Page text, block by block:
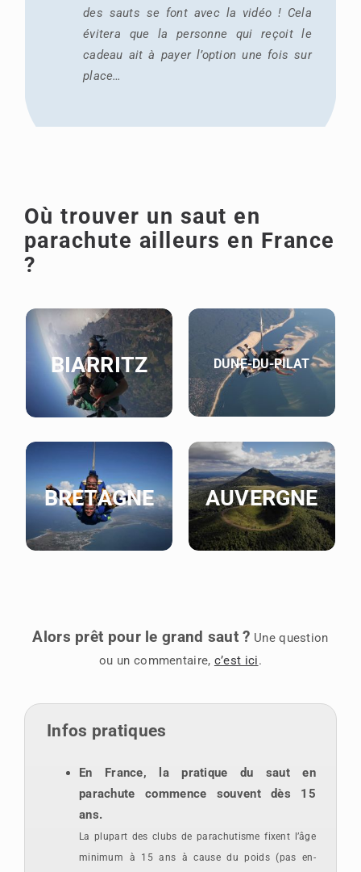
des sauts se font avec la vidéo ! Cela
évitera que la personne qui reçoit le
cadeau ait à payer l’option une fois sur
place…
Où trouver un saut en
parachute ailleurs en France
?
BIARRITZ DUNE-DU-PILAT
BRETAGNE AUVERGNE
Alors prêt pour le grand saut ? Une question
ou un commentaire, c’est ici.
Infos pratiques
En France, la pratique du saut en
parachute commence souvent dès 15
ans.
La plupart des clubs de parachutisme fixent l’âge
minimum à 15 ans à cause du poids (pas en-